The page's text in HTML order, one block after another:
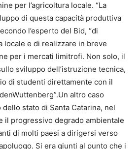
per l’agricoltura locale. “La
di questa capacità produttiva
l’esperto del Bid, “di
locale e di realizzare in breve
per i mercati limitrofi. Non solo, il
sviluppo dell’istruzione tecnica,
di studenti direttamente con il
altro caso
stato di Santa Catarina, nel
il progressivo degrado ambientale
di molti paesi a dirigersi verso
Si era giunti al punto che i